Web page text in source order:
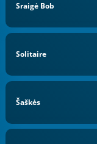
Sraigė Bob
Solitaire
Šaškės